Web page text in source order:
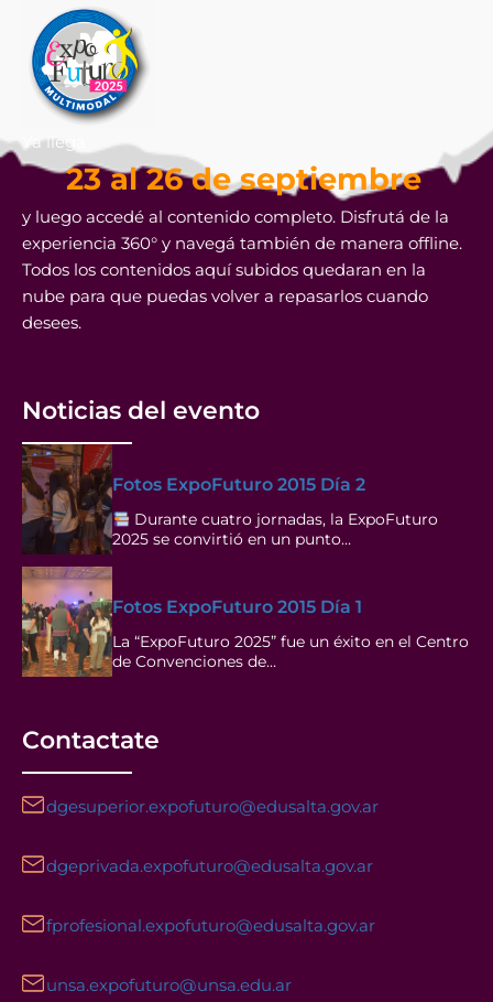
Ya llega
23 al 26 de septiembre
y luego accedé al contenido completo. Disfrutá de la
experiencia 360° y navegá también de manera offline.
Todos los contenidos aquí subidos quedaran en la
nube para que puedas volver a repasarlos cuando
desees.
Noticias del evento
Fotos ExpoFuturo 2015 Día 2
Durante cuatro jornadas, la ExpoFuturo
2025 se convirtió en un punto…
Fotos ExpoFuturo 2015 Día 1
La “ExpoFuturo 2025” fue un éxito en el Centro
de Convenciones de…
Contactate
dgesuperior.expofuturo@edusalta.gov.ar
dgeprivada.expofuturo@edusalta.gov.ar
fprofesional.expofuturo@edusalta.gov.ar
unsa.expofuturo@unsa.edu.ar